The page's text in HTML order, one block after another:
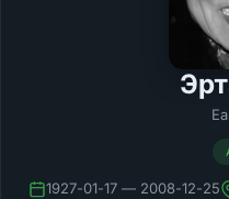
1927-01-17 — 2008-12-25